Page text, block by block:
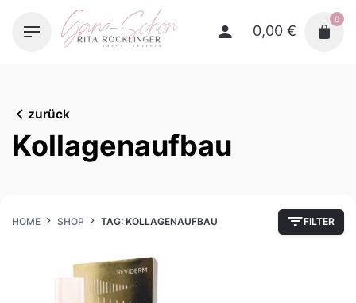
0,00 €
0
zurück
Kollagenaufbau
HOME SHOP TAG: KOLLAGENAUFBAU FILTER